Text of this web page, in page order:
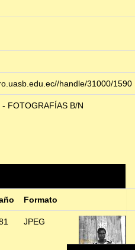
handle/31000/1590
- FOTOGRAFÍAS B/N
Formato
JPEG